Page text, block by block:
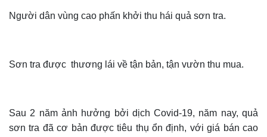
Người dân vùng cao phấn khởi thu hái quả sơn tra.
Sơn tra được thương lái về tận bản, tận vườn thu mua.
Sau 2 năm ảnh hưởng bởi dịch Covid-19, năm nay, quả
sơn tra đã cơ bản được tiêu thụ ổn định, với giá bán cao